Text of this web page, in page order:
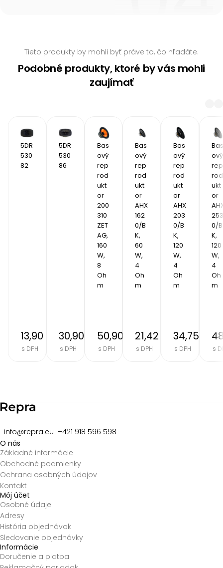
Tieto produkty by mohli byť práve to, čo hľadáte.
Podobné produkty, ktoré by vás mohli
zaujímať
5DR
530
82
13,90 €
s DPH
5DR
530
86
30,90 €
s DPH
Bas
ový
rep
rod
ukt
or
200
310
ZET
AG,
160
W,
8
Oh
m
50,90 €
s DPH
Bas
ový
rep
rod
ukt
or
AHX
162
0/B
K,
60
W,
4
Oh
m
21,42 €
s DPH
Bas
ový
rep
rod
ukt
or
AHX
203
0/B
K,
120
W,
4
Oh
m
34,75 €
s DPH
Bas
ový
rep
rod
ukt
or
253
0/B
K,
120
W,
4
Oh
m
s
info@repra.eu +421 918 596 598
O nás
Základné informácie
Obchodné podmienky
Ochrana osobných údajov
Kontakt
Môj účet
Osobné údaje
Adresy
História objednávok
Sledovanie objednávky
Informácie
Doručenie a platba